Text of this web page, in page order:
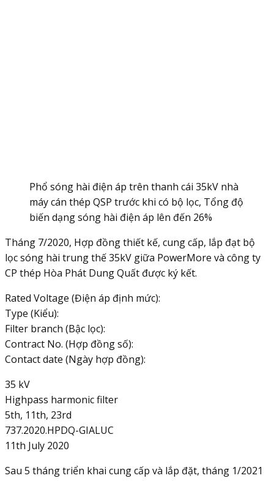
Phổ sóng hài điện áp trên thanh cái 35kV nhà
máy cán thép QSP trước khi có bộ lọc, Tổng độ
biến dạng sóng hài điện áp lên đến 26%
Tháng 7/2020, Hợp đồng thiết kế, cung cấp, lắp đạt bộ
lọc sóng hài trung thế 35kV giữa PowerMore và công ty
CP thép Hòa Phát Dung Quất được ký kết.
Rated Voltage (Điện áp định mức):
Type (Kiểu):
Filter branch (Bậc lọc):
Contract No. (Hợp đồng số):
Contact date (Ngày hợp đồng):
35 kV
Highpass harmonic filter
5th, 11th, 23rd
737.2020.HPDQ-GIALUC
11th July 2020
Sau 5 tháng triển khai cung cấp và lắp đặt, tháng 1/2021